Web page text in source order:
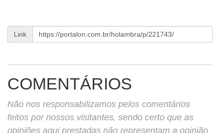
Link
COMENTÁRIOS
Não nos responsabilizamos pelos comentários
feitos por nossos visitantes, sendo certo que as
opiniões aqui prestadas não representam a opinião